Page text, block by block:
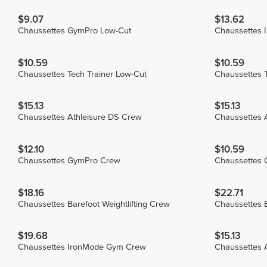
$9.07
Chaussettes GymPro Low-Cut
$13.62
Chaussettes
$10.59
Chaussettes Tech Trainer Low-Cut
$10.59
Chaussettes
$15.13
Chaussettes Athleisure DS Crew
$15.13
Chaussettes
$12.10
Chaussettes GymPro Crew
$10.59
Chaussettes
$18.16
Chaussettes Barefoot Weightlifting Crew
$22.71
Chaussettes
$19.68
Chaussettes IronMode Gym Crew
$15.13
Chaussettes